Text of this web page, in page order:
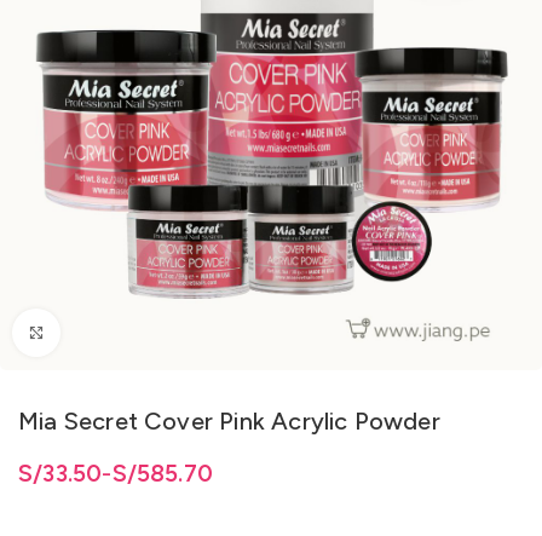
Mia Secret Cover Pink Acrylic Powder
S/33.50-S/585.70
hasta S/585.70
hastaS/585.70